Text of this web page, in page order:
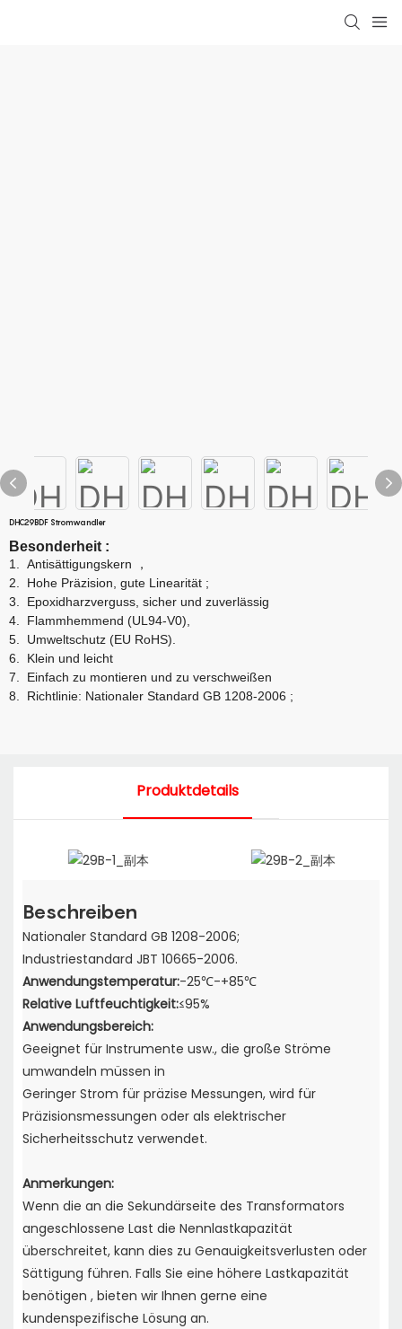
DHC29BDF Stromwandler
Besonderheit :
1. Antisättigungskern
，
2.
Hohe Präzision, gute Linearität ;
3.
Epoxidharzverguss, sicher und zuverlässig
4.
Flammhemmend (UL94-V0),
5.
Umweltschutz (EU RoHS).
6.
Klein und leicht
7.
Einfach zu montieren und zu verschweißen
8.
Richtlinie: Nationaler Standard GB 1208-2006 ;
Produktdetails
Beschreiben
Nationaler Standard GB 1208-2006;
Industriestandard JBT 10665-2006.
Anwendungstemperatur:-25℃-+85℃
Relative Luftfeuchtigkeit:≤95%
Anwendungsbereich:
Geeignet für Instrumente usw., die große Ströme
umwandeln müssen in
Geringer Strom für präzise Messungen, wird für
Präzisionsmessungen oder als elektrischer
Sicherheitsschutz verwendet.
Anmerkungen:
Wenn die an die Sekundärseite des Transformators
angeschlossene Last die Nennlastkapazität
überschreitet, kann dies zu Genauigkeitsverlusten oder
Sättigung führen. Falls Sie eine höhere Lastkapazität
benötigen , bieten wir Ihnen gerne eine
kundenspezifische Lösung an.